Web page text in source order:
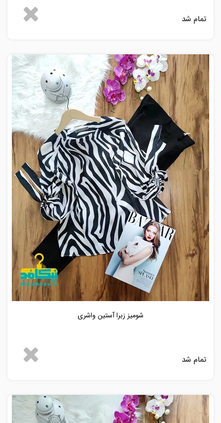
تمام شد
شومیز زبرا آستین واشری
تمام شد